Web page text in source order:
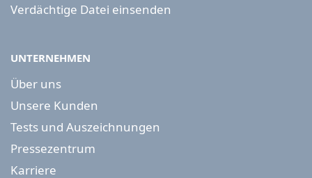
Verdächtige Datei einsenden
UNTERNEHMEN
Über uns
Unsere Kunden
Tests und Auszeichnungen
Pressezentrum
Karriere